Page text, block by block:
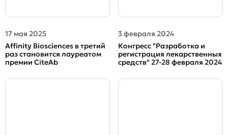
17 мая 2025
Affinity Biosciences в третий
раз становится лауреатом
премии CiteAb
3 февраля 2024
Конгресс "Разработка и
регистрация лекарственных
средств" 27-28 февраля 2024